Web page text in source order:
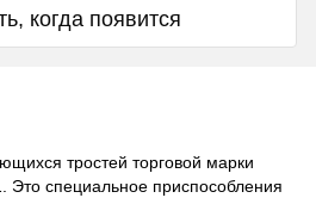
когда появится
тростей торговой марки
Это специальное приспособления